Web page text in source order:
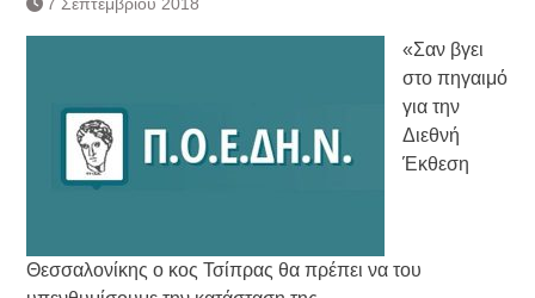
Ημερήσιο Δελτίο Τιμών
Τραπεζογραμματίων 7-3-2019
Ημερήσιο Δελτίο Τιμών
Συναλλάγματος &
Τραπεζογραμματίων 4-3-2019
«Σαν βγει
στο πηγαιμό
για την
Διεθνή
Έκθεση
Θεσσαλονίκης ο κος Τσίπρας θα πρέπει να του